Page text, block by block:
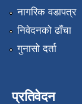
नागरिक वडापत्र
निवेदनको ढाँचा
गुनासो दर्ता
प्रतिवेदन